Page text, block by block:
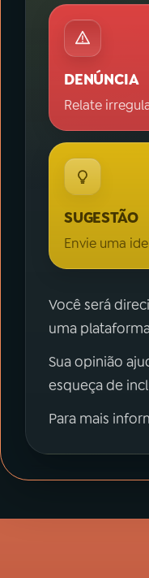
DENÚNCIA
Relate
SUGESTÃO
Envie uma
Você será
uma
Sua opinião
esqueça de
Para mais